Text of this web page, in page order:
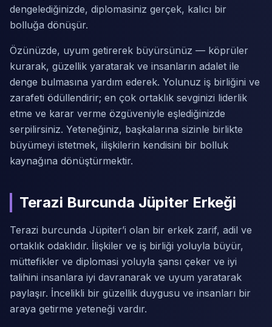
dengelediğinizde, diplomasiniz gerçek, kalıcı bir
bolluğa dönüşür.
Özünüzde, uyum getirerek büyürsünüz — köprüler
kurarak, güzellik yaratarak ve insanların adalet ile
denge bulmasına yardım ederek. Yolunuz iş birliğini ve
zarafeti ödüllendirir; en çok ortaklık sevginizi liderlik
etme ve karar verme özgüveniyle eşlediğinizde
serpilirsiniz. Yeteneğiniz, başkalarına sizinle birlikte
büyümeyi istetmek, ilişkilerin kendisini bir bolluk
kaynağına dönüştürmektir.
Terazi Burcunda Jüpiter Erkeği
Terazi burcunda Jüpiter’i olan bir erkek zarif, adil ve
ortaklık odaklıdır. İlişkiler ve iş birliği yoluyla büyür,
müttefikler ve diplomasi yoluyla şansı çeker ve iyi
talihini insanlara iyi davranarak ve uyum yaratarak
paylaşır. İncelikli bir güzellik duygusu ve insanları bir
araya getirme yeteneği vardır.